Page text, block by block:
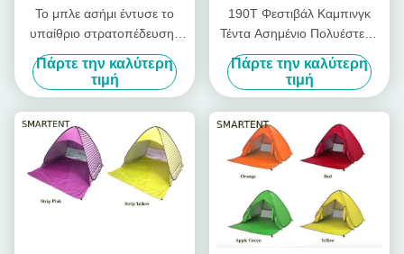
Το μπλε ασήμι έντυσε το
υπαίθριο στρατοπέδευσης
σκηνών 190T καταφύγιο
210X210X130cm παραλιών
πολυεστέρα λαϊκό επάνω
Πάρτε την καλύτερη
τιμή
190T Φεστιβάλ Καμπινγκ
Τέντα Ασημένιο Πολυέστερο
Ακτινοβόλο Pop Up Canopy
165X200X130cm
Πάρτε την καλύτερη
τιμή